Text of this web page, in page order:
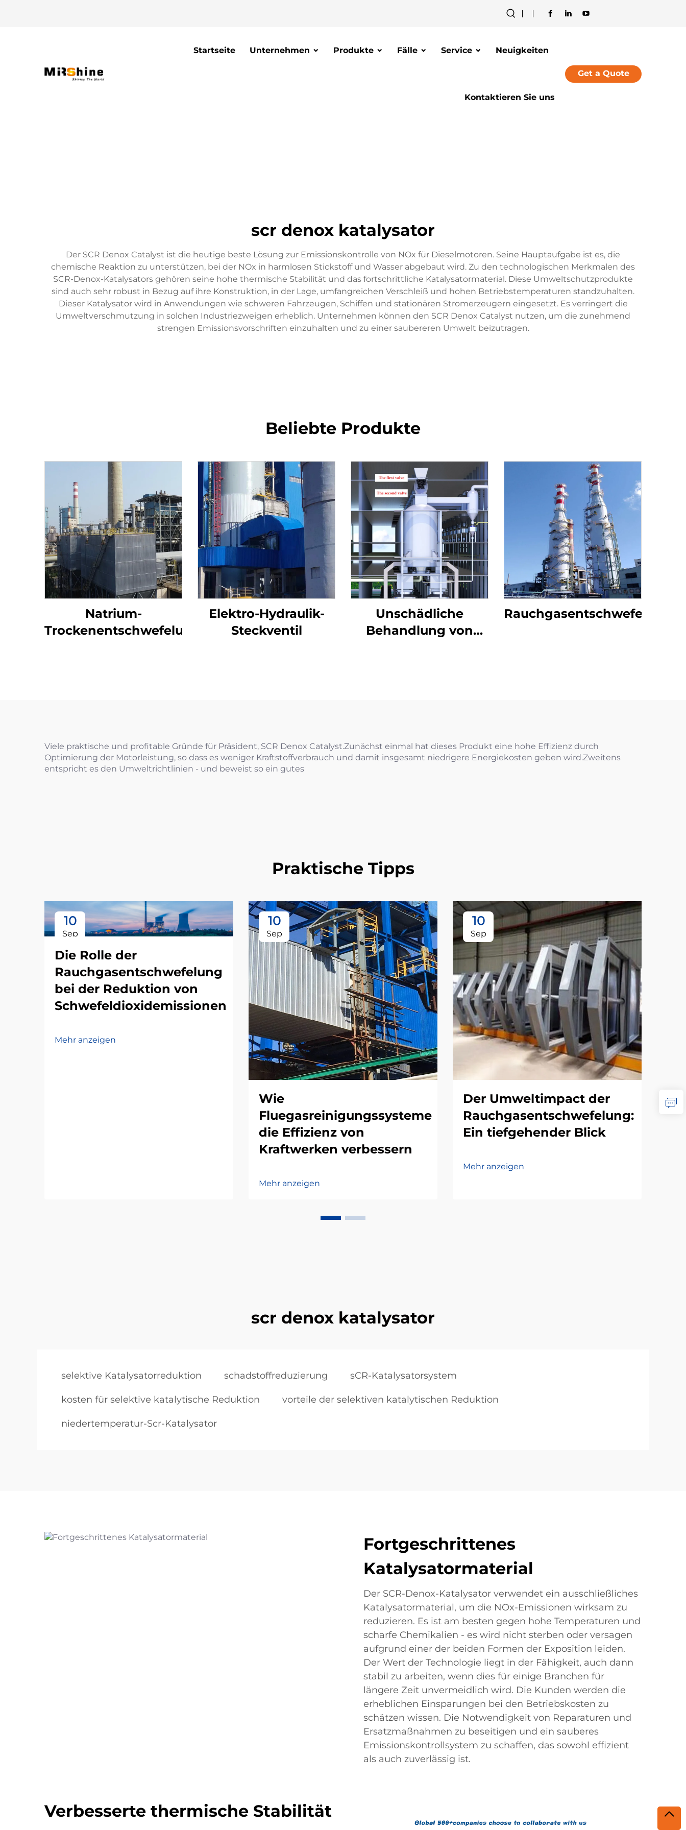
Startseite Unternehmen Produkte Fälle Service Neuigkeiten
Kontaktieren Sie uns
Get a Quote
scr denox katalysator
Der SCR Denox Catalyst ist die heutige beste Lösung zur Emissionskontrolle von NOx für Dieselmotoren. Seine Hauptaufgabe ist es, die
chemische Reaktion zu unterstützen, bei der NOx in harmlosen Stickstoff und Wasser abgebaut wird. Zu den technologischen Merkmalen des
SCR-Denox-Katalysators gehören seine hohe thermische Stabilität und das fortschrittliche Katalysatormaterial. Diese Umweltschutzprodukte
sind auch sehr robust in Bezug auf ihre Konstruktion, in der Lage, umfangreichen Verschleiß und hohen Betriebstemperaturen standzuhalten.
Dieser Katalysator wird in Anwendungen wie schweren Fahrzeugen, Schiffen und stationären Stromerzeugern eingesetzt. Es verringert die
Umweltverschmutzung in solchen Industriezweigen erheblich. Unternehmen können den SCR Denox Catalyst nutzen, um die zunehmend
strengen Emissionsvorschriften einzuhalten und zu einer saubereren Umwelt beizutragen.
Beliebte Produkte
Natrium-
Trockenentschwefelung
Elektro-Hydraulik-
Steckventil
Unschädliche
Behandlung von
Rauchgasentschwefelung
Viele praktische und profitable Gründe für Präsident, SCR Denox Catalyst.Zunächst einmal hat dieses Produkt eine hohe Effizienz durch
Optimierung der Motorleistung, so dass es weniger Kraftstoffverbrauch und damit insgesamt niedrigere Energiekosten geben wird.Zweitens
entspricht es den Umweltrichtlinien - und beweist so ein gutes
Praktische Tipps
10
Sep
Die Rolle der
Rauchgasentschwefelung
bei der Reduktion von
Schwefeldioxidemissionen
Mehr anzeigen
10
Sep
Wie
Fluegasreinigungssysteme
die Effizienz von
Kraftwerken verbessern
Mehr anzeigen
10
Sep
Der Umweltimpact der
Rauchgasentschwefelung:
Ein tiefgehender Blick
Mehr anzeigen
scr denox katalysator
selektive Katalysatorreduktion schadstoffreduzierung sCR-Katalysatorsystem
kosten für selektive katalytische Reduktion vorteile der selektiven katalytischen Reduktion
niedertemperatur-Scr-Katalysator
Fortgeschrittenes
Katalysatormaterial
Der SCR-Denox-Katalysator verwendet ein ausschließliches
Katalysatormaterial, um die NOx-Emissionen wirksam zu
reduzieren. Es ist am besten gegen hohe Temperaturen und
scharfe Chemikalien - es wird nicht sterben oder versagen
aufgrund einer der beiden Formen der Exposition leiden.
Der Wert der Technologie liegt in der Fähigkeit, auch dann
stabil zu arbeiten, wenn dies für einige Branchen für
längere Zeit unvermeidlich wird. Die Kunden werden die
erheblichen Einsparungen bei den Betriebskosten zu
schätzen wissen. Die Notwendigkeit von Reparaturen und
Ersatzmaßnahmen zu beseitigen und ein sauberes
Emissionskontrollsystem zu schaffen, das sowohl effizient
als auch zuverlässig ist.
Verbesserte thermische Stabilität